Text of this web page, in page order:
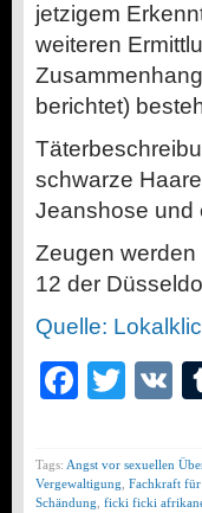
jetzigem
weiteren
berichtet)
schwarze
Jeanshose und
Zeugen
12 der
Quelle:
Tags: Angst vor sexuellen
Vergewaltigung Fachkraft
Schändung ficki ficki